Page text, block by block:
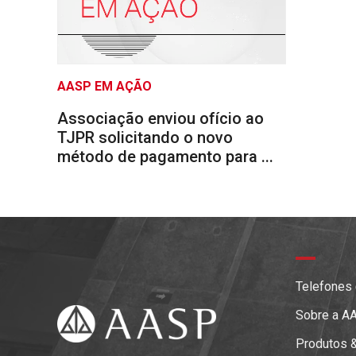
AASP EM AÇÃO
Associação enviou ofício ao
TJPR solicitando o novo
método de pagamento para ...
Telefones
Sobre a
Produtos